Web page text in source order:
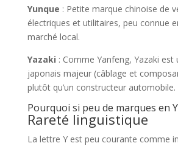
Yunque : Petite marque chinoise de
électriques et utilitaires, peu connue
marché local.
Yazaki : Comme Yanfeng, Yazaki
japonais majeur (câblage et
plutôt qu’un constructeur automobile.
Pourquoi si peu de marques en
Rareté linguistique
La lettre Y est peu courante comme